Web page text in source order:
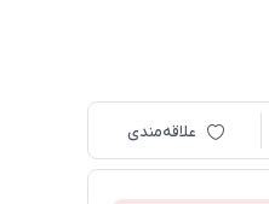
علاقه‌مندی